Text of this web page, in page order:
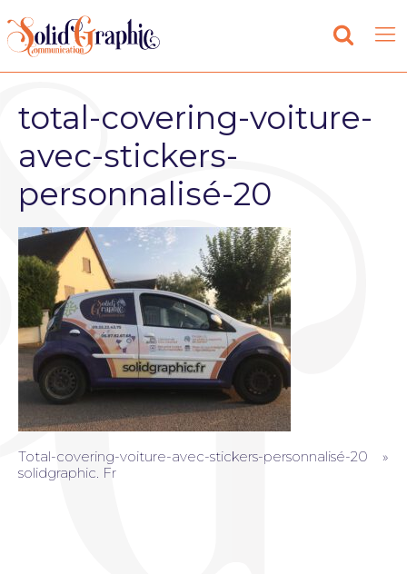
total-covering-voiture-
avec-stickers-
personnalisé-20
Total-covering-voiture-avec-stickers-personnalisé-20 »
solidgraphic. Fr